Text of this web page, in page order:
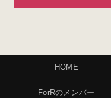
HOME
ForRのメンバー